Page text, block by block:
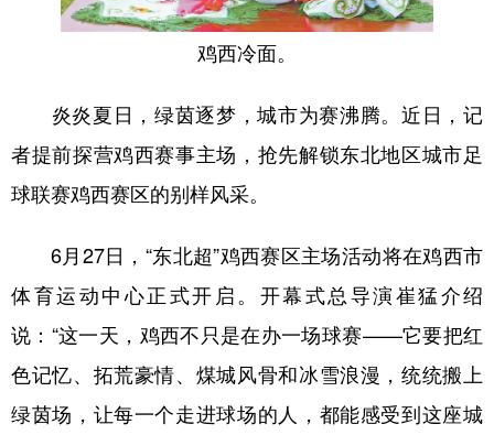
Deutsch Português
鸡西冷面。
炎炎夏日，绿茵逐梦，城市为赛沸腾。近日，记
者提前探营鸡西赛事主场，抢先解锁东北地区城市足
球联赛鸡西赛区的别样风采。
6月27日，“东北超”鸡西赛区主场活动将在鸡西市
体育运动中心正式开启。开幕式总导演崔猛介绍
说：“这一天，鸡西不只是在办一场球赛——它要把红
色记忆、拓荒豪情、煤城风骨和冰雪浪漫，统统搬上
绿茵场，让每一个走进球场的人，都能感受到这座城